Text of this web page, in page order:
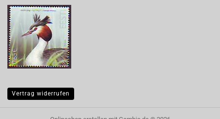
Vertrag widerrufen